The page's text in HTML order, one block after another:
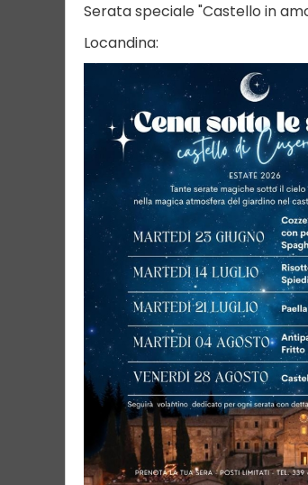
Serata speciale "Castello in
Locandina: